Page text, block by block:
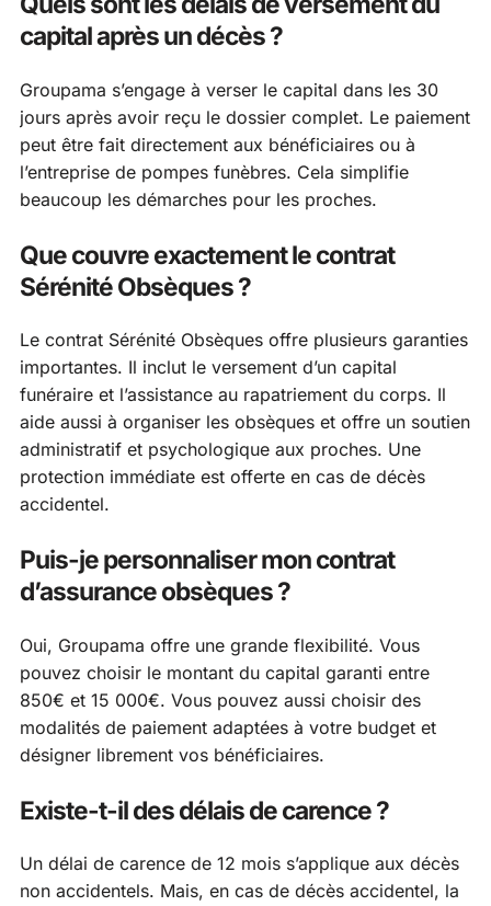
capital après un décès ?
Groupama s’engage à verser le capital dans les 30
jours après avoir reçu le dossier complet. Le paiement
peut être fait directement aux bénéficiaires ou à
l’entreprise de pompes funèbres. Cela simplifie
beaucoup les démarches pour les proches.
Que couvre exactement le contrat
Sérénité Obsèques ?
Le contrat Sérénité Obsèques offre plusieurs garanties
importantes. Il inclut le versement d’un capital
funéraire et l’assistance au rapatriement du corps. Il
aide aussi à organiser les obsèques et offre un soutien
administratif et psychologique aux proches. Une
protection immédiate est offerte en cas de décès
accidentel.
Puis-je personnaliser mon contrat
d’assurance obsèques ?
Oui, Groupama offre une grande flexibilité. Vous
pouvez choisir le montant du capital garanti entre
850€ et 15 000€. Vous pouvez aussi choisir des
modalités de paiement adaptées à votre budget et
désigner librement vos bénéficiaires.
Existe-t-il des délais de carence ?
Un délai de carence de 12 mois s’applique aux décès
non accidentels. Mais, en cas de décès accidentel, la